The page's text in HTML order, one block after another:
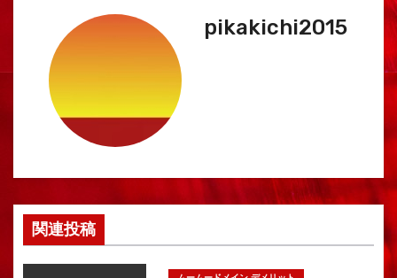
ゲ
ー
ョ
ン
pikakichi2015
関連投稿